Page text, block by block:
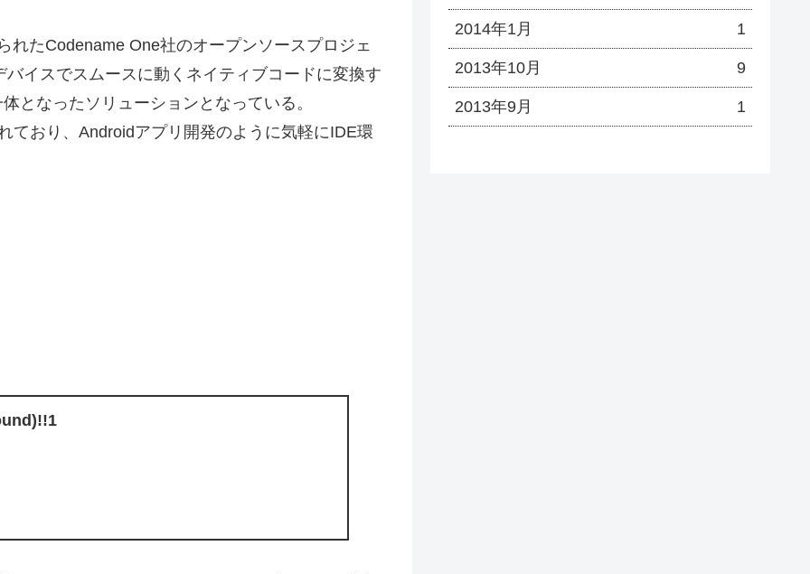
れたCodename One社のオープンソースプロジェ
イスでスムースに動くネイティブコードに変換す
となったソリューションとなっている。
ており、Androidアプリ開発のように気軽にIDE環
2014年1月 1
2013年10月 9
2013年9月 1